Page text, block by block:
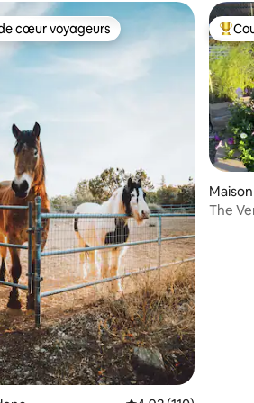
5, 66 commentaires
cœur voyageurs parmi les plus aimés
cœur voyageurs
The